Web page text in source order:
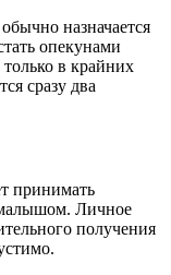
назначается
опекунами
в крайних
сразу два
принимать
малышом. Личное
получения